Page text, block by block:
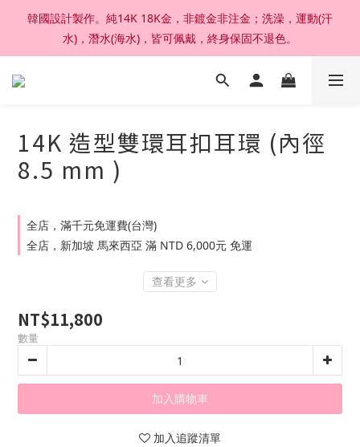
加入官網會員，結帳享92折扣 ; 滿六千刷卡分期零利率。
韓國設計製作。純14K 18K金，非鍍金非注金；洗澡，運動(汗
水)，潛水(海水)，皆可佩戴，終身保固不退色。
加入官網會員，結帳享92折扣 ; 滿六千刷卡分期零利率。
14K 造型雙環耳扣耳環 (內徑
8.5 mm )
全店，滿千元免運費(台灣)
全店，新加坡 馬來西亞 滿 NTD 6,000元 免運
查看更多
NT$11,800
數量
加入購物車
加入追蹤清單